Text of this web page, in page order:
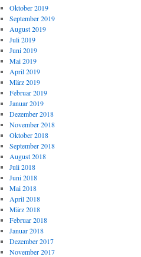
Oktober 2019
September 2019
August 2019
Juli 2019
Juni 2019
Mai 2019
April 2019
März 2019
Februar 2019
Januar 2019
Dezember 2018
November 2018
Oktober 2018
September 2018
August 2018
Juli 2018
Juni 2018
Mai 2018
April 2018
März 2018
Februar 2018
Januar 2018
Dezember 2017
November 2017